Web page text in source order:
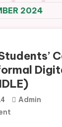
2024
Admin
On